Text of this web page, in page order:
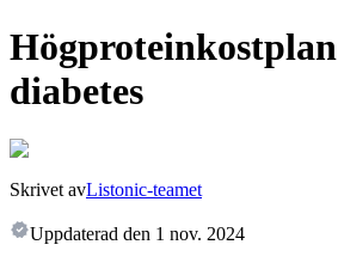
diabetes
Skrivet avListonic-teamet
Uppdaterad den 1 nov. 2024